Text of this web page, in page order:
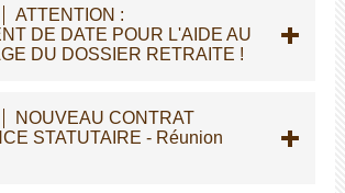
ATTENTION :
DE DATE POUR L'AIDE AU
DU DOSSIER RETRAITE !
NOUVEAU CONTRAT
STATUTAIRE - Réunion